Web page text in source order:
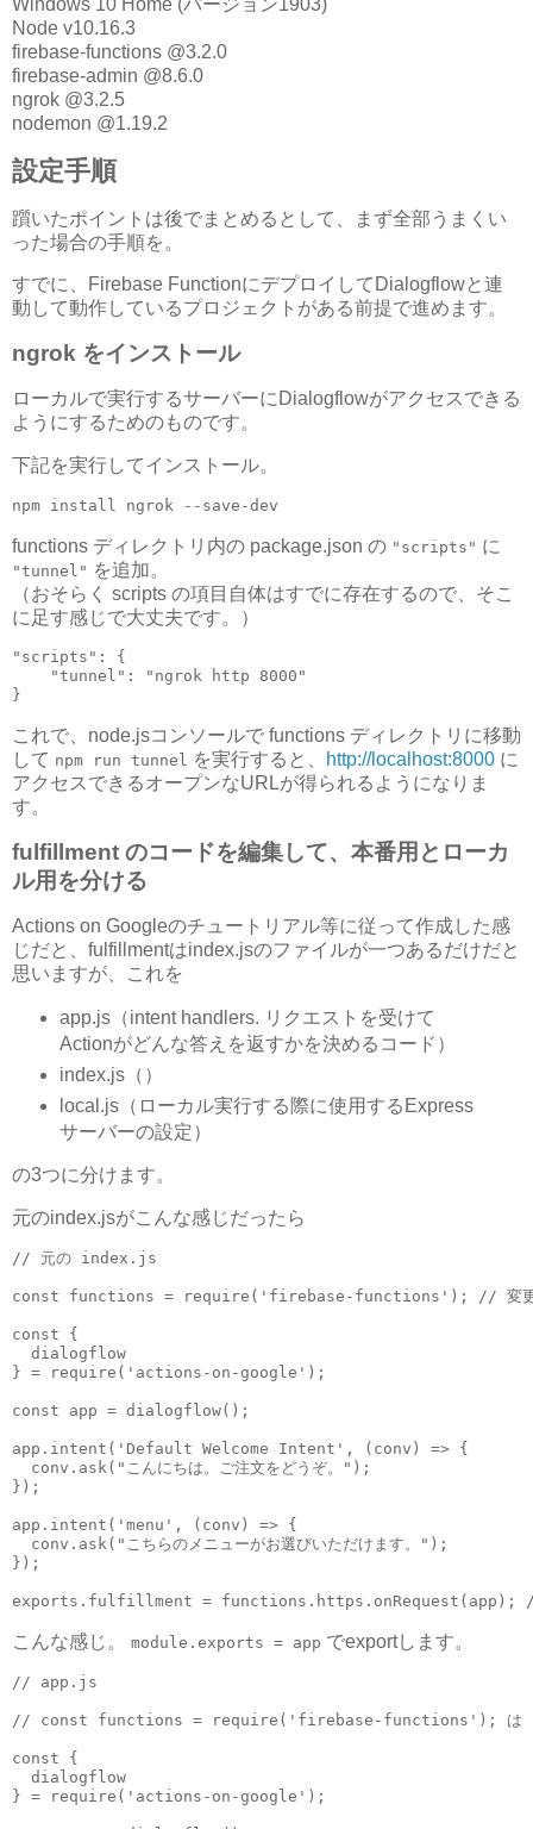
Node v10.16.3
firebase-functions @3.2.0
firebase-admin @8.6.0
ngrok @3.2.5
nodemon @1.19.2
設定手順
躓いたポイントは後でまとめるとして、まず全部うまくい
った場合の手順を。
すでに、Firebase FunctionにデプロイしてDialogflowと連
動して動作しているプロジェクトがある前提で進めます。
ngrok をインストール
ローカルで実行するサーバーにDialogflowがアクセスできる
ようにするためのものです。
下記を実行してインストール。
npm install ngrok --save-dev
functions ディレクトリ内の package.json の "scripts" に
"tunnel" を追加。
（おそらく scripts の項目自体はすでに存在するので、そこ
に足す感じで大丈夫です。）
"scripts": {
    "tunnel": "ngrok http 8000"
}
これで、node.jsコンソールで functions ディレクトリに移動
して npm run tunnel を実行すると、 http://localhost:8000 に
アクセスできるオープンなURLが得られるようになりま
す。
fulfillment のコードを編集して、本番用とローカ
ル用を分ける
Actions on Googleのチュートリアル等に従って作成した感
じだと、fulfillmentはindex.jsのファイルが一つあるだけだと
思いますが、これを
app.js（intent handlers. リクエストを受けて
Actionがどんな答えを返すかを決めるコード）
index.js（）
local.js（ローカル実行する際に使用するExpress
サーバーの設定）
の3つに分けます。
元のindex.jsがこんな感じだったら
// 元の index.js
const functions = require('firebase-functions'); // 変
const {
  dialogflow
} = require('actions-on-google');
const app = dialogflow();
app.intent('Default Welcome Intent', (conv) => {
  conv.ask("こんにちは。ご注文をどうぞ。");
});
app.intent('menu', (conv) => {
  conv.ask("こちらのメニューがお選びいただけます。");
});
こんな感じ。 module.exports = app でexportします。
// app.js
// const functions = require('firebase-functions'); は
const {
  dialogflow
} = require('actions-on-google');